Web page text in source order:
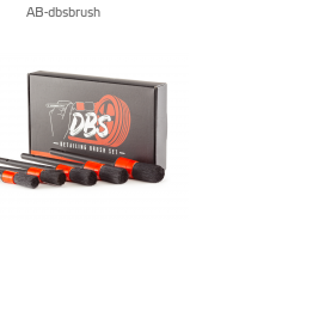
AB-dbsbrush